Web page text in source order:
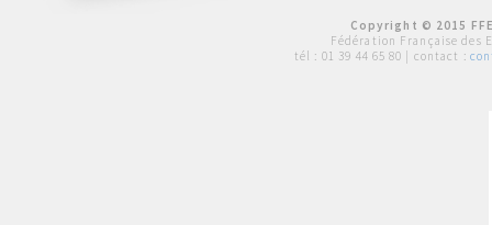
Copyright © 2015
Fédération Française des
tél : 01 39 44 65 80 | contact :